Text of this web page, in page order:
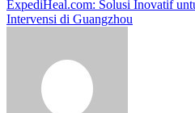
ExpediHeal.com: Solusi Inovatif
Intervensi di Guangzhou